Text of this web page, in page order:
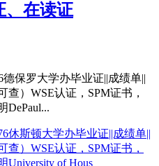
、在读证
保罗大学办毕业证||成绩单||
）WSE认证，SPM证书，
DePaul...